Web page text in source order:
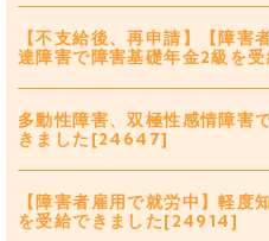
【不支給後、再申請】【障害
達障害で障害基礎年金2級を
多動性障害、双極性感情障害
きました[24647]
【障害者雇用で就労中】軽度
を受給できました[24914]